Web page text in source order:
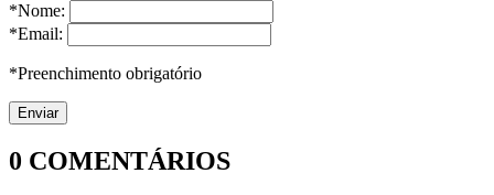
*Nome:
*Email:
*Preenchimento obrigatório
0 COMENTÁRIOS